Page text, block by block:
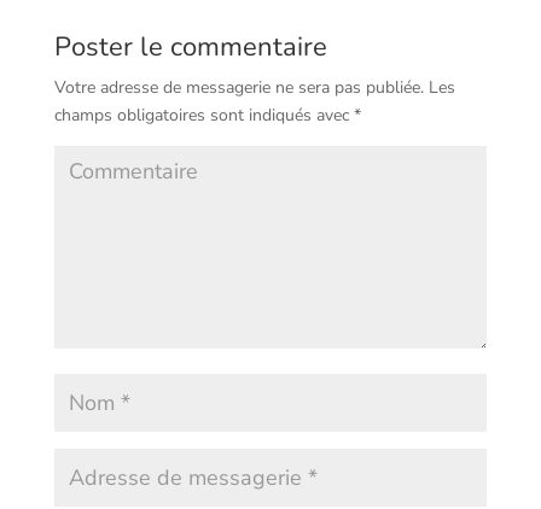
Poster le commentaire
Votre adresse de messagerie ne sera pas publiée.Les
champs obligatoires sont indiqués avec *